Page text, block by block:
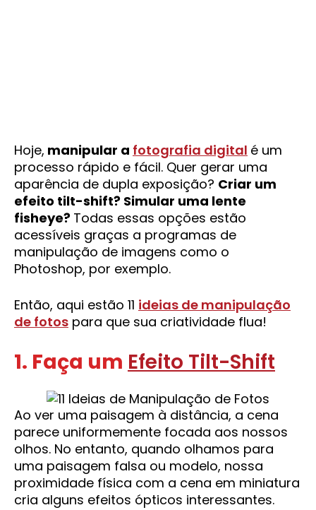
Hoje, manipular a fotografia digital é um
processo rápido e fácil. Quer gerar uma
aparência de dupla exposição? Criar um
efeito tilt-shift? Simular uma lente
fisheye? Todas essas opções estão
acessíveis graças a programas de
manipulação de imagens como o
Photoshop, por exemplo.
Então, aqui estão 11 ideias de manipulação
de fotos para que sua criatividade flua!
1. Faça um Efeito Tilt-Shift
Ao ver uma paisagem à distância, a cena
parece uniformemente focada aos nossos
olhos. No entanto, quando olhamos para
uma paisagem falsa ou modelo, nossa
proximidade física com a cena em miniatura
cria alguns efeitos ópticos interessantes.